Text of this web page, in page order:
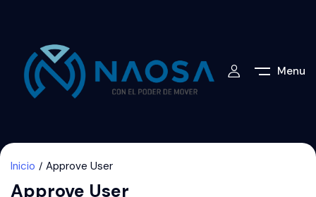
Menu
Inicio Approve User
Approve User